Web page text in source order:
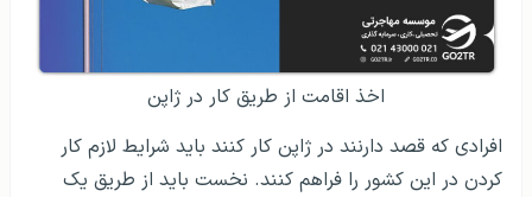
اخذ اقامت از طریق کار در ژاپن
افرادی که قصد دارنند در ژاپن کار کنند باید شرایط لازم کار
کردن در این کشور را فراهم کنند. نخست باید از طریق یک